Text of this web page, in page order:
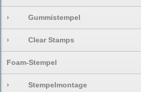
› Gummistempel
› Clear Stamps
Foam-Stempel
› Stempelmontage